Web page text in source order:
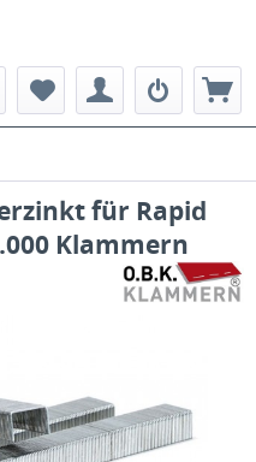
für Rapid
Klammern